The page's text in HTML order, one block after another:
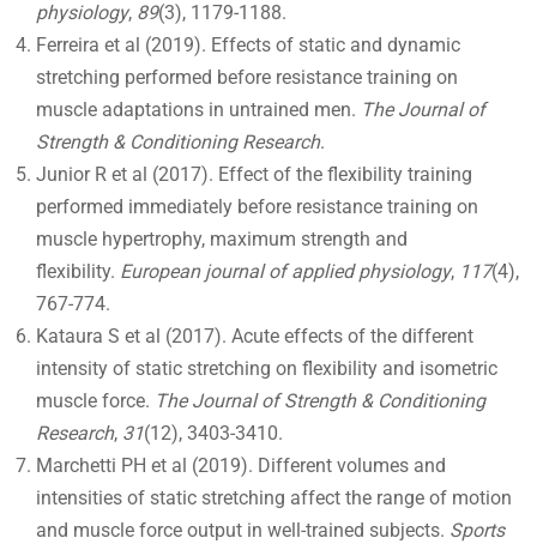
physiology, 89(3), 1179-1188.
Ferreira et al (2019). Effects of static and dynamic
stretching performed before resistance training on
muscle adaptations in untrained men. The Journal of
Strength & Conditioning Research.
Junior R et al (2017). Effect of the flexibility training
performed immediately before resistance training on
muscle hypertrophy, maximum strength and
flexibility. European journal of applied physiology, 117(4),
767-774.
Kataura S et al (2017). Acute effects of the different
intensity of static stretching on flexibility and isometric
muscle force. The Journal of Strength & Conditioning
Research, 31(12), 3403-3410.
Marchetti PH et al (2019). Different volumes and
intensities of static stretching affect the range of motion
and muscle force output in well-trained subjects. Sports